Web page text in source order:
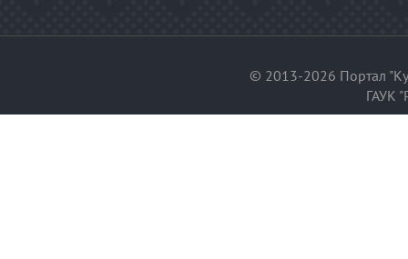
© 2013-2026 Портал
ГАУК